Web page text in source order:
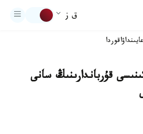
ق ز
اقوردا
قۇرباندارىنىڭ سانى